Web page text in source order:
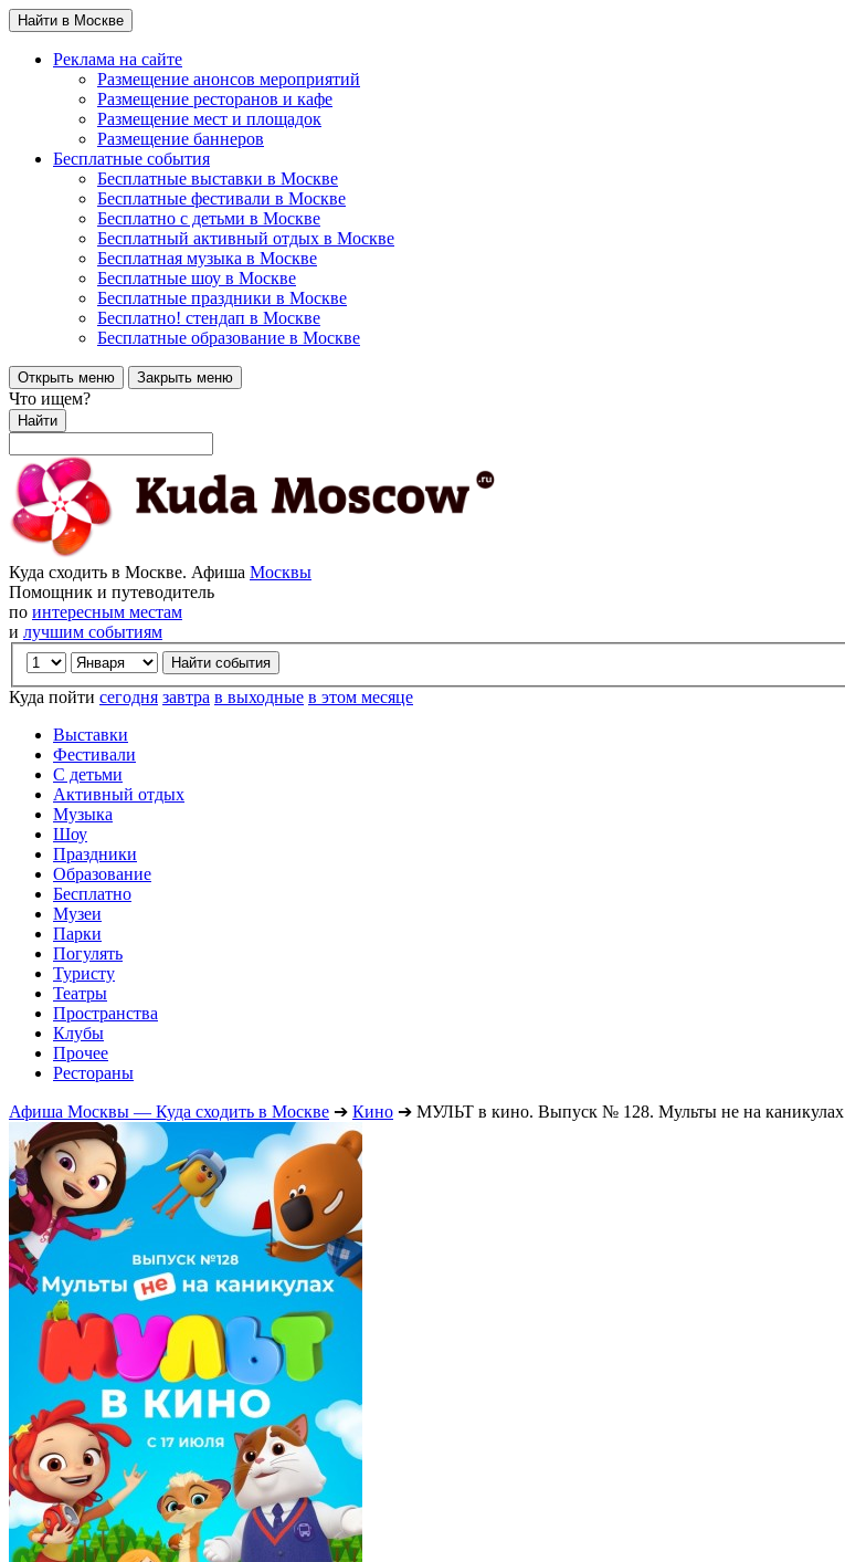
Найти в Москве
Реклама на сайте
Размещение анонсов мероприятий
Размещение ресторанов и кафе
Размещение мест и площадок
Размещение баннеров
Бесплатные события
Бесплатные выставки в Москве
Бесплатные фестивали в Москве
Бесплатно с детьми в Москве
Бесплатный активный отдых в Москве
Бесплатная музыка в Москве
Бесплатные шоу в Москве
Бесплатные праздники в Москве
Бесплатно! стендап в Москве
Бесплатные образование в Москве
Открыть меню Закрыть меню
Что ищем?
Найти
Куда сходить в Москве. Афиша Москвы
Помощник и путеводитель
по интересным местам
и лучшим событиям
Куда пойти сегодня завтра в выходные в этом месяце
Выставки
Фестивали
С детьми
Активный отдых
Музыка
Шоу
Праздники
Образование
Бесплатно
Музеи
Парки
Погулять
Туристу
Театры
Пространства
Клубы
Прочее
Рестораны
Афиша Москвы — Куда сходить в Москве ➔ Кино ➔ МУЛЬТ в кино. Выпуск № 128. Мульты не на каникулах